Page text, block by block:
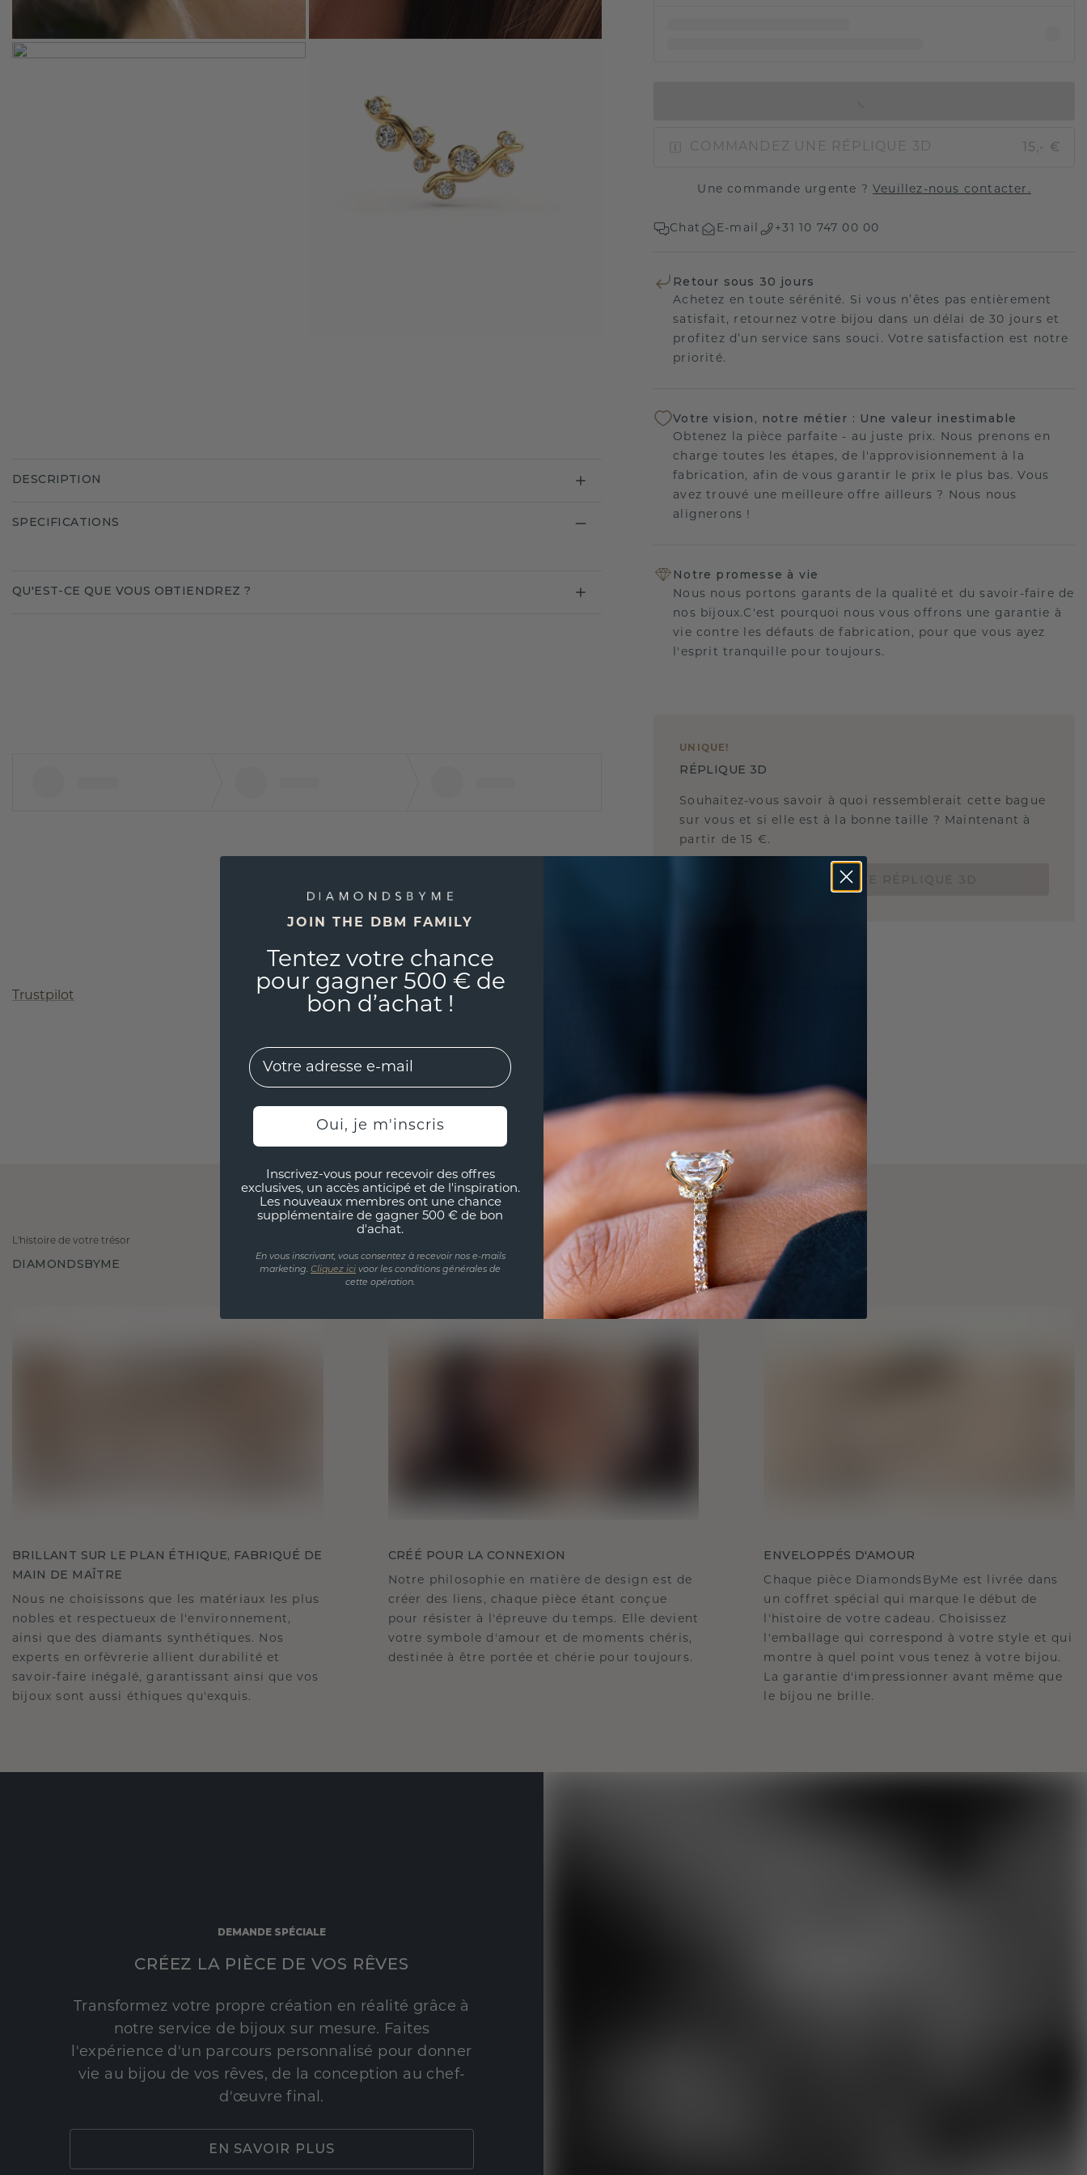
COMMANDEZ UNE RÉPLIQUE 3D 15,- €
Une commande urgente ? Veuillez-nous contacter.
Chat E-mail +31 10 747 00 00
Retour sous 30 jours
Achetez en toute sérénité. Si vous n’êtes pas entièrement
satisfait, retournez votre bijou dans un délai de 30 jours et
profitez d’un service sans souci. Votre satisfaction est notre
priorité.
Votre vision, notre métier : Une valeur inestimable
Obtenez la pièce parfaite - au juste prix. Nous prenons en
charge toutes les étapes, de l'approvisionnement à la
fabrication, afin de vous garantir le prix le plus bas. Vous
avez trouvé une meilleure offre ailleurs ? Nous nous
alignerons !
Notre promesse à vie
Nous nous portons garants de la qualité et du savoir-faire de
nos bijoux.C'est pourquoi nous vous offrons une garantie à
vie contre les défauts de fabrication, pour que vous ayez
l'esprit tranquille pour toujours.
UNIQUE !
RÉPLIQUE 3D
Souhaitez-vous savoir à quoi ressemblerait cette bague
sur vous et si elle est à la bonne taille ? Maintenant à
partir de 15 €.
COMMANDEZ UNE RÉPLIQUE 3D
DESCRIPTION
SPECIFICATIONS
QU'EST-CE QUE VOUS OBTIENDREZ ?
Trustpilot
L'histoire de votre trésor
DIAMONDSBYME
BRILLANT SUR LE PLAN ÉTHIQUE, FABRIQUÉ DE
MAIN DE MAÎTRE
Nous ne choisissons que les matériaux les plus
nobles et respectueux de l'environnement,
ainsi que des diamants synthétiques. Nos
experts en orfèvrerie allient durabilité et
savoir-faire inégalé, garantissant ainsi que vos
bijoux sont aussi éthiques qu'exquis.
CRÉÉ POUR LA CONNEXION
Notre philosophie en matière de design est de
créer des liens, chaque pièce étant conçue
pour résister à l'épreuve du temps. Elle devient
votre symbole d'amour et de moments chéris,
destinée à être portée et chérie pour toujours.
ENVELOPPÉS D'AMOUR
Chaque pièce DiamondsByMe est livrée dans
un coffret spécial qui marque le début de
l'histoire de votre cadeau. Choisissez
l'emballage qui correspond à votre style et qui
montre à quel point vous tenez à votre bijou.
La garantie d'impressionner avant même que
le bijou ne brille.
DEMANDE SPÉCIALE
CRÉEZ LA PIÈCE DE VOS RÊVES
Transformez votre propre création en réalité grâce à
notre service de bijoux sur mesure. Faites
l'expérience d'un parcours personnalisé pour donner
vie au bijou de vos rêves, de la conception au chef-
d'œuvre final.
EN SAVOIR PLUS
JOIN THE DBM FAMILY
Tentez votre chance
pour gagner 500 € de
bon d’achat !
EMail
Oui, je m'inscris
Inscrivez-vous pour recevoir des offres
exclusives, un accès anticipé et de l'inspiration.
Les nouveaux membres ont une chance
supplémentaire de gagner 500 € de bon
d'achat.
En vous inscrivant, vous consentez à recevoir nos e-mails
marketing. Cliquez ici voor les conditions générales de
cette opération.